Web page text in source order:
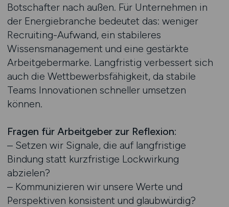
Botschafter nach außen. Für Unternehmen in
der Energiebranche bedeutet das: weniger
Recruiting-Aufwand, ein stabileres
Wissensmanagement und eine gestärkte
Arbeitgebermarke. Langfristig verbessert sich
auch die Wettbewerbsfähigkeit, da stabile
Teams Innovationen schneller umsetzen
können.
Fragen für Arbeitgeber zur Reflexion:
– Setzen wir Signale, die auf langfristige
Bindung statt kurzfristige Lockwirkung
abzielen?
– Kommunizieren wir unsere Werte und
Perspektiven konsistent und glaubwürdig?